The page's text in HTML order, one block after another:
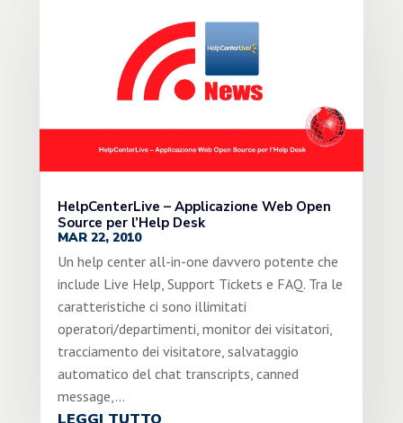
HelpCenterLive – Applicazione Web Open
Source per l’Help Desk
MAR 22, 2010
Un help center all-in-one davvero potente che
include Live Help, Support Tickets e FAQ. Tra le
caratteristiche ci sono illimitati
operatori/departimenti, monitor dei visitatori,
tracciamento dei visitatore, salvataggio
automatico del chat transcripts, canned
message,...